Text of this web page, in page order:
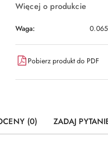
Więcej o produkcie
Waga:
Pobierz produkt do PDF
(0) ZADAJ